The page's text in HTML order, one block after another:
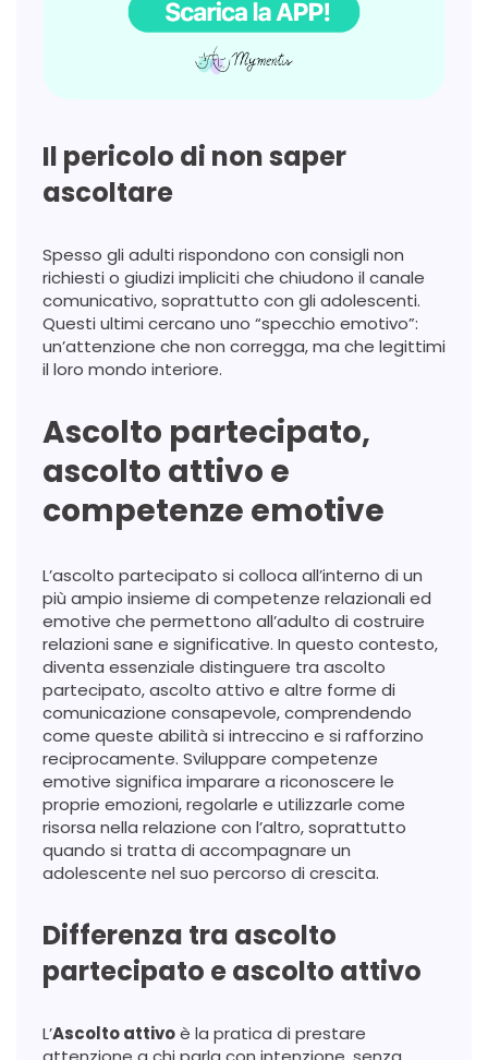
Il pericolo di non saper
ascoltare
Spesso gli adulti rispondono con consigli non
richiesti o giudizi impliciti che chiudono il canale
comunicativo, soprattutto con gli adolescenti.
Questi ultimi cercano uno “specchio emotivo”:
un’attenzione che non corregga, ma che legittimi
il loro mondo interiore.
Ascolto partecipato,
ascolto attivo e
competenze emotive
L’ascolto partecipato si colloca all’interno di un
più ampio insieme di competenze relazionali ed
emotive che permettono all’adulto di costruire
relazioni sane e significative. In questo contesto,
diventa essenziale distinguere tra ascolto
partecipato, ascolto attivo e altre forme di
comunicazione consapevole, comprendendo
come queste abilità si intreccino e si rafforzino
reciprocamente. Sviluppare competenze
emotive significa imparare a riconoscere le
proprie emozioni, regolarle e utilizzarle come
risorsa nella relazione con l’altro, soprattutto
quando si tratta di accompagnare un
adolescente nel suo percorso di crescita.
Differenza tra ascolto
partecipato e ascolto attivo
L’Ascolto attivoè la pratica di prestare